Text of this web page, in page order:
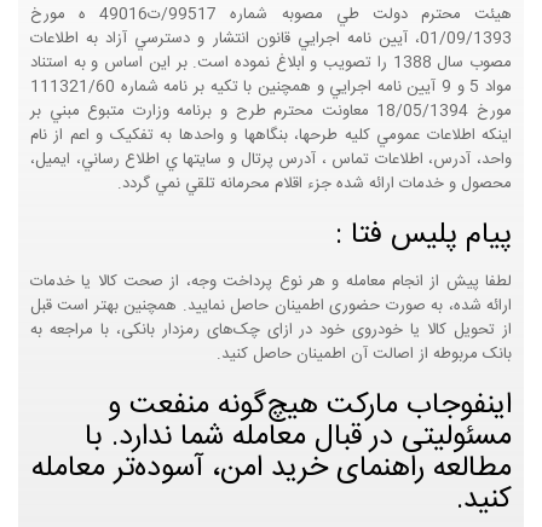
هيئت محترم دولت طي مصوبه شماره 99517/ت49016 ه مورخ
01/09/1393، آيين نامه اجرايي قانون انتشار و دسترسي آزاد به اطلاعات
مصوب سال 1388 را تصويب و ابلاغ نموده است. بر اين اساس و به استناد
مواد 5 و 9 آيين نامه اجرايي و همچنين با تکيه بر نامه شماره 111321/60
مورخ 18/05/1394 معاونت محترم طرح و برنامه وزارت متبوع مبني بر
اينکه اطلاعات عمومي کليه طرحها، بنگاهها و واحدها به تفکيک و اعم از نام
واحد، آدرس، اطلاعات تماس ، آدرس پرتال و سايتها ي اطلاع رساني، ايميل،
محصول و خدمات ارائه شده جزء اقلام محرمانه تلقي نمي گردد.
پیام پلیس فتا :
لطفا پیش از انجام معامله و هر نوع پرداخت وجه، از صحت کالا یا خدمات
ارائه شده، به صورت حضوری اطمینان حاصل نمایید. همچنین بهتر است قبل
از تحویل کالا یا خودروی خود در ازای چک‌های رمزدار بانکی، با مراجعه به
بانک مربوطه از اصالت آن اطمینان حاصل کنید.
اینفوجاب مارکت هیچ‌گونه منفعت و
مسئولیتی در قبال معامله شما ندارد. با
مطالعه راهنمای خرید امن، آسوده‌تر معامله
کنید.